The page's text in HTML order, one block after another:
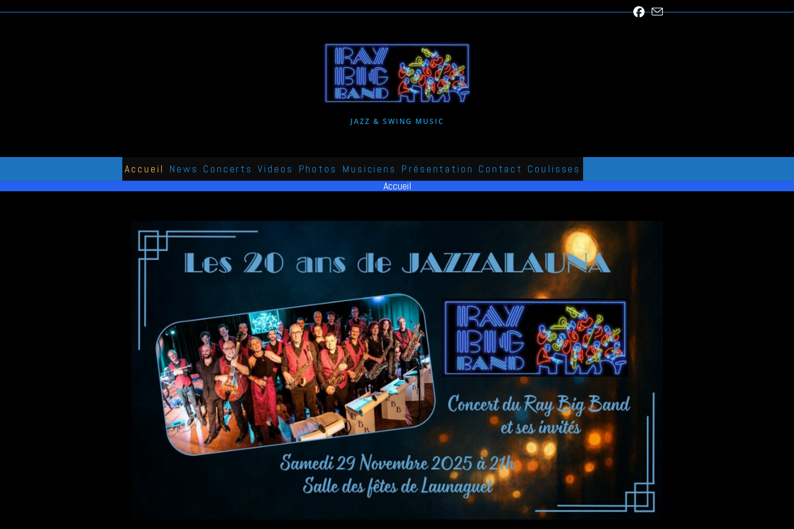
JAZZ & SWING MUSIC
Accueil News Concerts Videos Photos Musiciens Présentation Contact Coulisses
Accueil